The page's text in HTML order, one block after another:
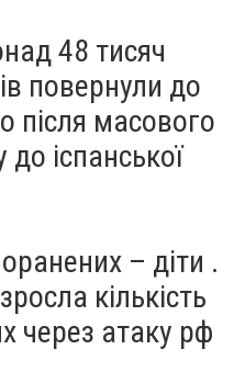
48 тисяч
повернули до
після масового
іспанської
– діти .
кількість
через атаку рф